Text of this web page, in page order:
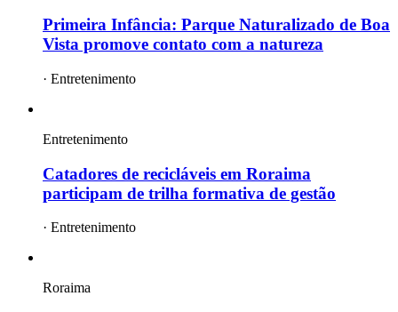
Primeira Infância: Parque Naturalizado de Boa
Vista promove contato com a natureza
· Entretenimento
Entretenimento
Catadores de recicláveis em Roraima
participam de trilha formativa de gestão
· Entretenimento
Roraima